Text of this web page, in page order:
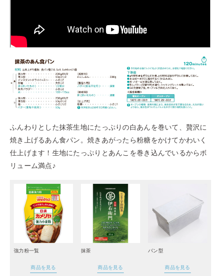
ふんわりとした抹茶生地にたっぷりの白あんを巻いて、贅沢に
焼き上げるあん食パン。焼きあがったら粉糖をかけてかわいく
仕上げます！生地にたっぷりとあんこを巻き込んでいるからボ
リューム満点♪
強力粉一覧
商品を見る
抹茶
商品を見る
パン型
商品を見る